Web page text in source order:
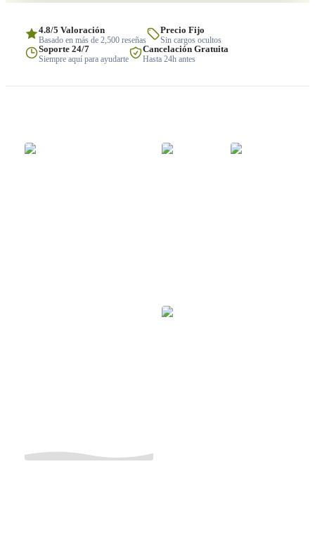
4.8/5 Valoración
Basado en más de 2,500 reseñas
Precio Fijo
Sin cargos ocultos
Soporte 24/7
Siempre aquí para ayudarte
Cancelación Gratuita
Hasta 24h antes